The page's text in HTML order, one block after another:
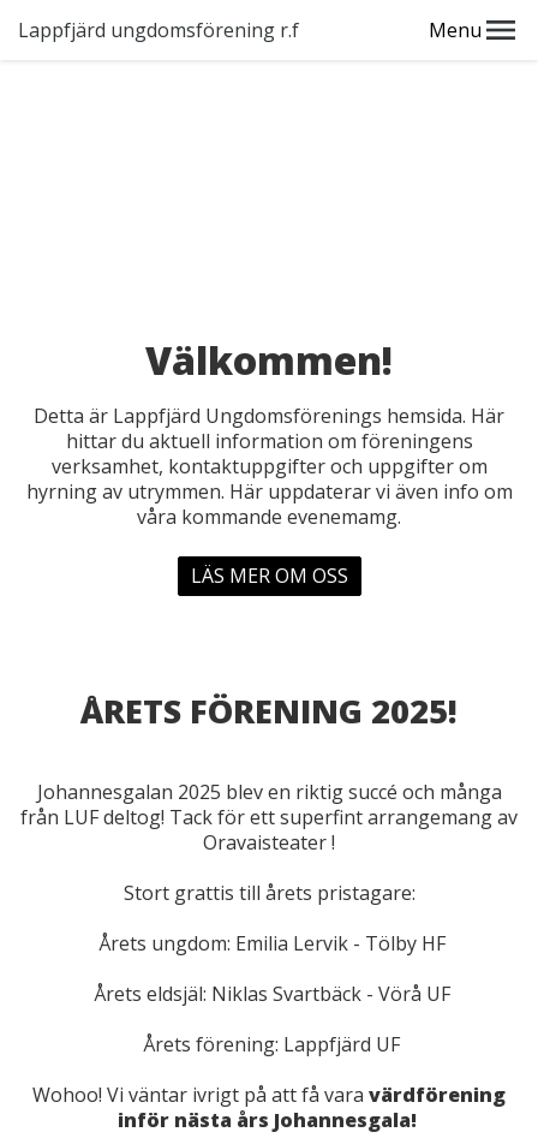
Lappfjärd ungdomsförening r.f Menu
Välkommen!
Detta är Lappfjärd Ungdomsförenings hemsida. Här
hittar du aktuell information om föreningens
verksamhet, kontaktuppgifter och uppgifter om
hyrning av utrymmen. Här uppdaterar vi även info om
våra kommande evenemamg.
LÄS MER OM OSS
ÅRETS FÖRENING 2025!
Johannesgalan 2025 blev en riktig succé och många
från LUF deltog! Tack för ett superfint arrangemang av
Oravaisteater !
Stort grattis till årets pristagare:
Årets ungdom: Emilia Lervik - Tölby HF
Årets eldsjäl: Niklas Svartbäck - Vörå UF
Årets förening: Lappfjärd UF
Wohoo! Vi väntar ivrigt på att få vara värdförening
inför nästa års Johannesgala!